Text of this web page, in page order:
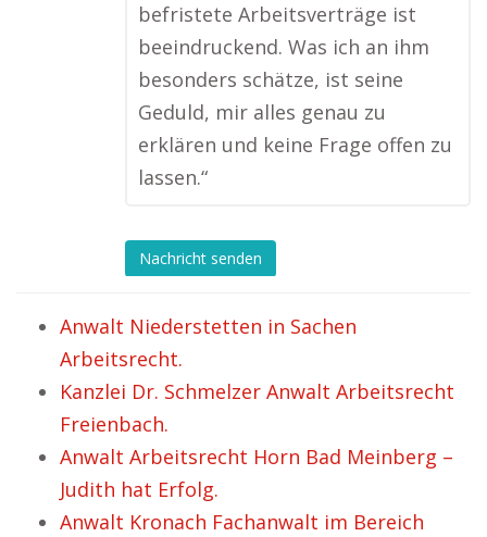
befristete Arbeitsverträge ist
beeindruckend. Was ich an ihm
besonders schätze, ist seine
Geduld, mir alles genau zu
erklären und keine Frage offen zu
lassen.“
Nachricht senden
Anwalt Niederstetten in Sachen
Arbeitsrecht.
Kanzlei Dr. Schmelzer Anwalt Arbeitsrecht
Freienbach.
Anwalt Arbeitsrecht Horn Bad Meinberg –
Judith hat Erfolg.
Anwalt Kronach Fachanwalt im Bereich